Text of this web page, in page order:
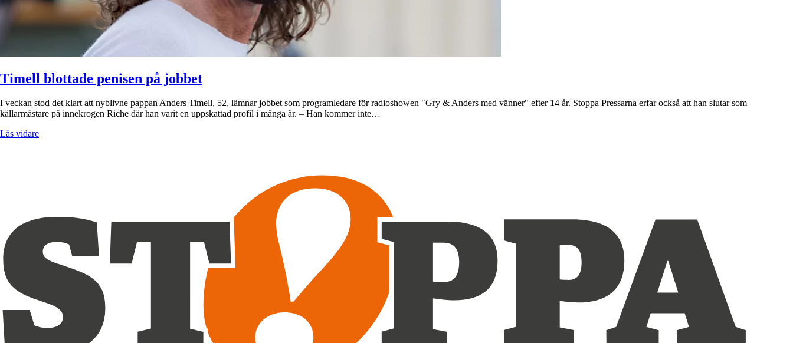
Timell blottade penisen på jobbet
I veckan stod det klart att nyblivne pappan Anders Timell, 52, lämnar jobbet som programledare för radioshowen "Gry & Anders med vänner" efter 14 år. Stoppa Pressarna erfar också att han slutar som
källarmästare på innekrogen Riche där han varit en uppskattad profil i många år. – Han kommer inte…
Läs vidare